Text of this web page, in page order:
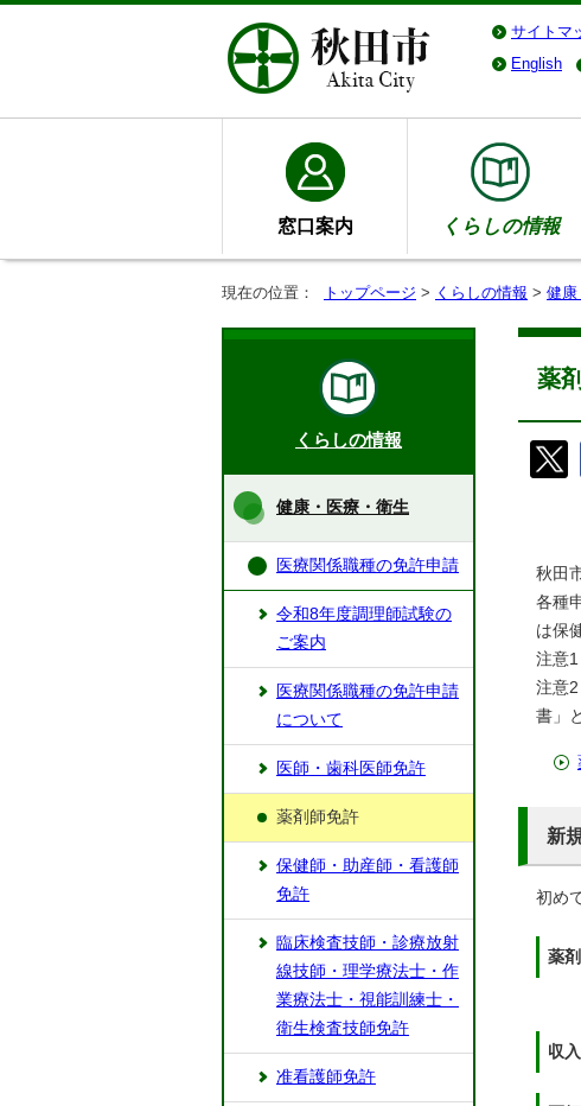
サイトマ
English
窓口案内 くらしの情報
現在の位置： トップページ > くらしの情報 > 健康
薬
秋田
各種
は保
注意
注意
書」
新
初め
薬
収
くらしの情報
健康・医療・衛生
医療関係職種の免許申請
令和8年度調理師試験の
ご案内
医療関係職種の免許申請
について
医師・歯科医師免許
薬剤師免許
保健師・助産師・看護師
免許
臨床検査技師・診療放射
線技師・理学療法士・作
業療法士・視能訓練士・
衛生検査技師免許
准看護師免許